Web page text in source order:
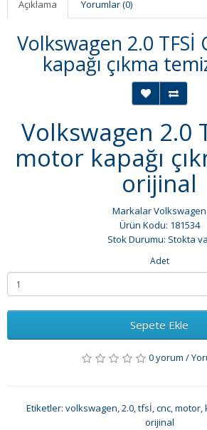
Açıklama Yorumlar (0)
Volkswagen 2.0
kapağı çıkma
Volkswagen 2.0
motor kapağı
orijinal
MarkalarVolkswagen
Ürün Kodu: 181534
Stok Durumu: Stokta
Adet
Sepete Ekle
0 yorum /
Etiketler: volkswagen,2.0,tfsİ,cnc,motor,
orijinal